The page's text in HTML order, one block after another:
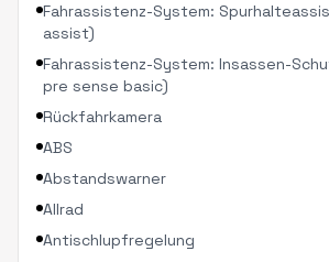
Fahrassistenz-System:
assist)
Fahrassistenz-System: Insassen-
pre sense basic)
Rückfahrkamera
ABS
Abstandswarner
Allrad
Antischlupfregelung